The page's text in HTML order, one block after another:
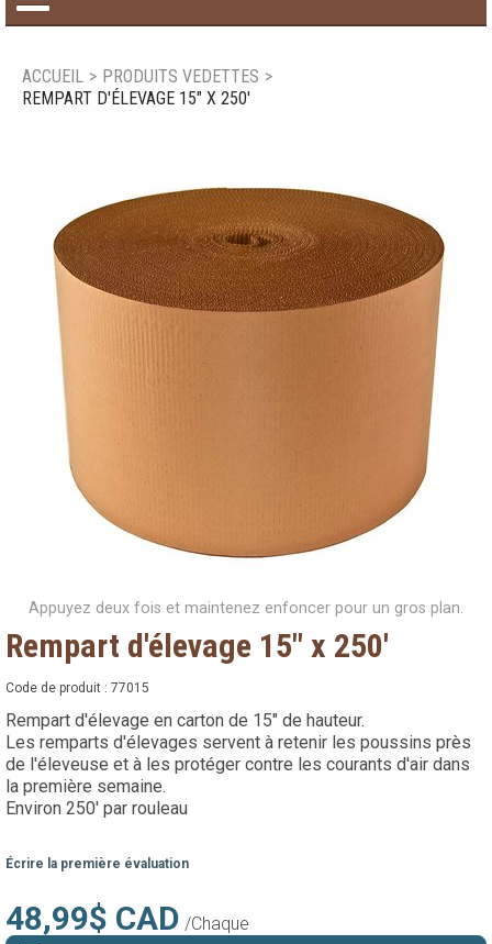
Produits saisonniers
Nouveaux produits
Nous joindre
ACCUEIL > PRODUITS VEDETTES >
REMPART D'ÉLEVAGE 15" X 250'
Appuyez deux fois et maintenez enfoncer pour un gros plan.
Rempart d'élevage 15" x 250'
Code de produit : 77015
Rempart d'élevage en carton de 15" de hauteur.
Les remparts d'élevages servent à retenir les poussins près
de l'éleveuse et à les protéger contre les courants d'air dans
la première semaine.
Environ 250' par rouleau
Écrire la première évaluation
48,99$ CAD /Chaque